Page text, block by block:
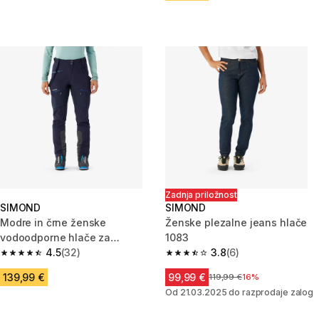
SIMOND
Modre in črne ženske
vodoodporne hlače za
alpinizem ICE
4.5
4.5 od 5 zvezdic from 32 ocene
(32)
139,99 €
Zadnja priložnost
SIMOND
Ženske plezalne jeans hlače
1083
3.8
3.8 od 5 zvezdic from 6 ocene
(6)
99,99 € Cena pred znižanjem
119,99 €16%
Od 21.03.2025 do razprodaje zalog